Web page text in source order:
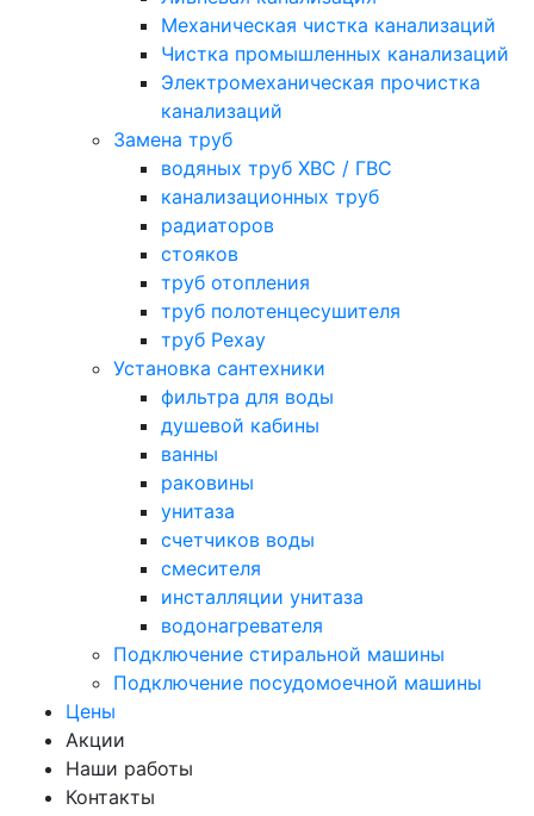
Механическая чистка канализаций
Чистка промышленных канализаций
Электромеханическая прочистка
канализаций
Замена труб
водяных труб ХВС / ГВС
канализационных труб
радиаторов
стояков
труб отопления
труб полотенцесушителя
труб Рехау
Установка сантехники
фильтра для воды
душевой кабины
ванны
раковины
унитаза
счетчиков воды
смесителя
инсталляции унитаза
водонагревателя
Подключение стиральной машины
Подключение посудомоечной машины
Цены
Акции
Наши работы
Контакты